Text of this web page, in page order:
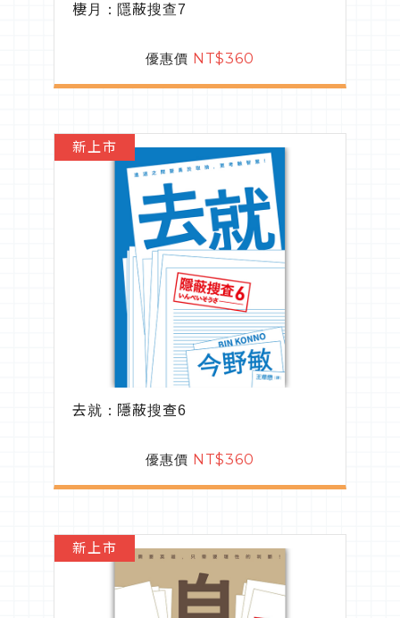
棲月：隱蔽搜查7
優惠價 NT$360
去就：隱蔽搜查6
優惠價 NT$360
新上市
新上市